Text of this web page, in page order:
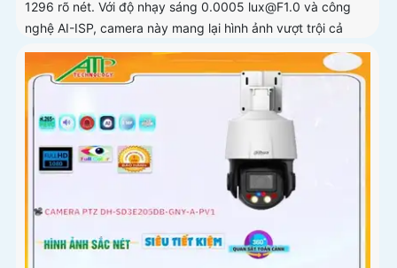
1296 rõ nét. Với độ nhạy sáng 0.0005 lux@F1.0 và công
nghệ AI-ISP, camera này mang lại hình ảnh vượt trội cả
ngày lẫn đêm